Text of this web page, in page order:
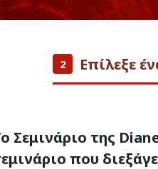
2 Επίλεξε
Σεμινάριο της
που